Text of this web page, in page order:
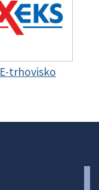
E-trhovisko